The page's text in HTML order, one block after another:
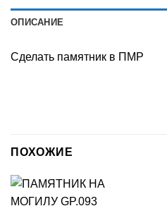
ОПИСАНИЕ
Сделать памятник в ПМР
ПОХОЖИЕ